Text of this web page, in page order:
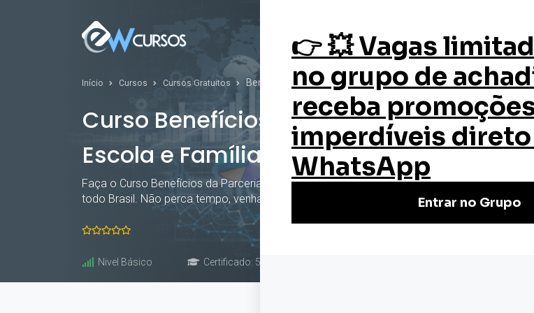
Cursos Quem Somos Certificado
Início Cursos Cursos Gratuitos Benefícios da Parceria entre Escola e Família
Curso Benefícios da Parceria entre
Escola e Família
Faça o Curso Benefícios da Parceria entre Escola e Família. Certificado válido em
todo Brasil. Não perca tempo, venha conferir. Cursos rápidos e de qualidade.
Nivel Básico Certificado: 50 horas